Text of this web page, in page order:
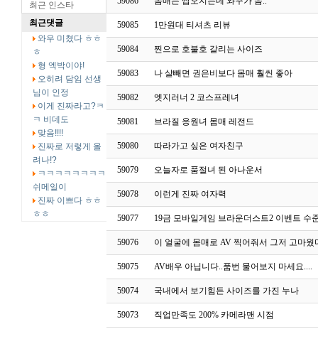
최근 인스타
최근댓글
와우 미쳤다 ㅎㅎ
ㅎ
형 엑박이야!
오히려 담임 선생
님이 인정
이게 진짜라고?ㅋ
ㅋ 비데도
맞음!!!!
진짜로 저렇게 올
려나!?
ㅋㅋㅋㅋㅋㅋㅋㅋ
쉬메일이
진짜 이쁘다 ㅎㅎ
ㅎㅎ
59085 1만원대 티셔츠 리뷰
59084 찐으로 호불호 갈리는 사이즈
59083 나 살빼면 권은비보다 몸매 훨씬 좋아
59082 엣지러너 2 코스프레녀
59081 브라질 응원녀 몸매 레전드
59080 따라가고 싶은 여자친구
59079 오늘자로 품절녀 된 아나운서
59078 이런게 진짜 여자력
59077 19금 모바일게임 브라운더스트2 이벤트 수
59076 이 얼굴에 몸매로 AV 찍어줘서 그저 고마웠
59075 AV배우 아닙니다..품번 물어보지 마세요....
59074 국내에서 보기힘든 사이즈를 가진 누나
59073 직업만족도 200% 카메라맨 시점